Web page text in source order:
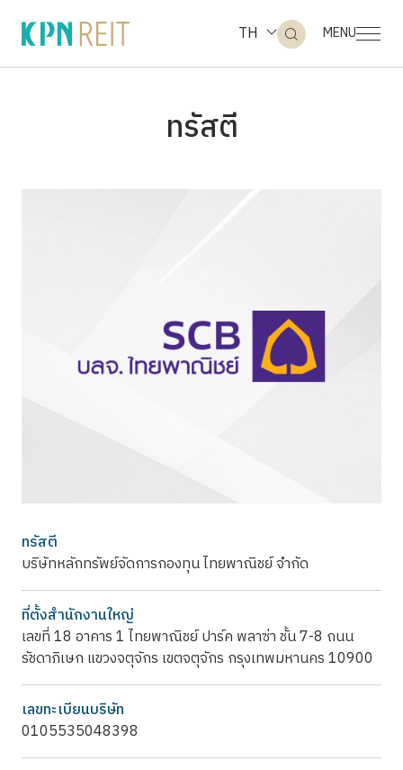
MENU
TH
ทรัสตี
ทรัสตี
บริษัทหลักทรัพย์จัดการกองทุน ไทยพาณิชย์ จำกัด
ที่ตั้งสำนักงานใหญ่
เลขที่ 18 อาคาร 1 ไทยพาณิชย์ ปาร์ค พลาซ่า ชั้น 7-8 ถนน
รัชดาภิเษก แขวงจตุจักร เขตจตุจักร กรุงเทพมหานคร 10900
เลขทะเบียนบริษัท
0105535048398